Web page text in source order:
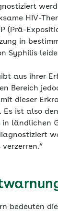
HIV-
(Prä-
in
Syphilis
aus ihrer
Bereich
dieser
Es ist also
in ländlichen
bedeuten